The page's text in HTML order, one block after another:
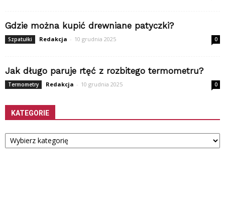
Gdzie można kupić drewniane patyczki?
Szpatułki Redakcja - 10 grudnia 2025 0
Jak długo paruje rtęć z rozbitego termometru?
Termometry Redakcja - 10 grudnia 2025 0
KATEGORIE
Kategorie